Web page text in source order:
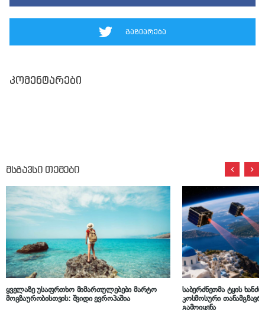
გაზიარება
კომენტარები
მსგავსი თემები
ყველაზე უსაფრთხო მიმართულებები მარტო
მოგზაურობისთვის: შვიდი ევროპაშია
საბერძნეთმა ტყის
კოსმოსური
გამოიყენა